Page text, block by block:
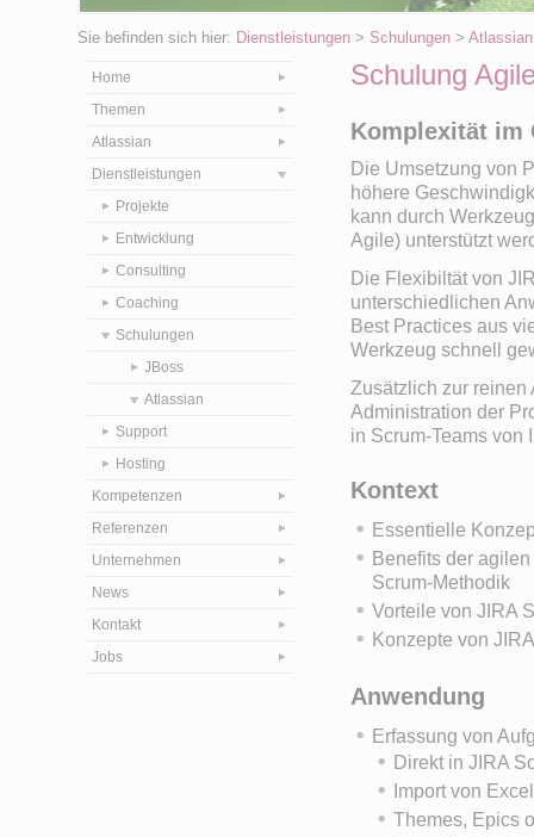
Sie befinden sich hier: Dienstleistungen > Schulungen > Atlassian
Home
Themen
Atlassian
Dienstleistungen
Projekte
Entwicklung
Consulting
Coaching
Schulungen
JBoss
Atlassian
Support
Hosting
Kompetenzen
Referenzen
Unternehmen
News
Kontakt
Jobs
Schulung
Komplexität im
Die Umsetzung von
höhere
kann durch
Agile) unterstützt
Die Flexibiltät von
unterschiedlichen
Best Practices aus
Werkzeug schnell
Zusätzlich zur reinen
Administration der
in Scrum-Teams von
Kontext
Essentielle
Benefits der
Scrum-Methodik
Vorteile von JIRA
Konzepte von
Anwendung
Erfassung von
Direkt in JIRA
Import von
Themes, Epics